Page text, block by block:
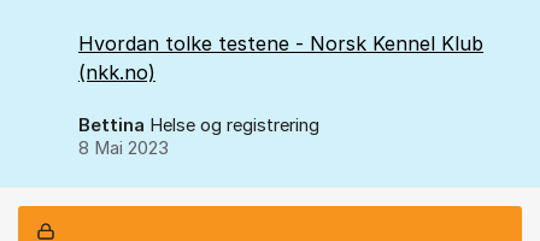
Hvordan tolke testene - Norsk Kennel Klub
(nkk.no)
Bettina Helse og registrering
8 Mai 2023